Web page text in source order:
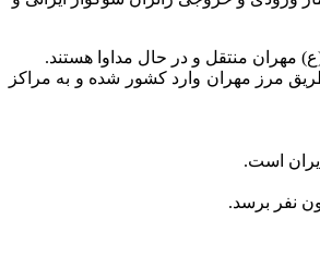
مهران منتقل و در حال مداوا هستند.
سه مرحله از طریق مرز مهران وارد کشور شده و به مراکز
است.